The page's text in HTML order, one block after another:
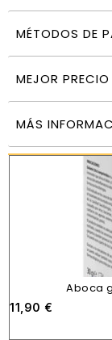
MÉTODOS DE
MEJOR
MÁS
PRODUCTOS
Aboca
11,90 €